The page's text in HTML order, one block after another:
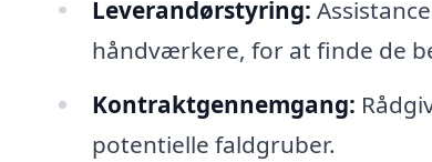
Leverandørstyring:
håndværkere, for at finde de
Kontraktgennemgang:
potentielle faldgruber.